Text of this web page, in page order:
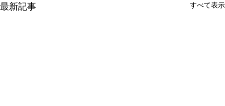
最新記事 すべて表示